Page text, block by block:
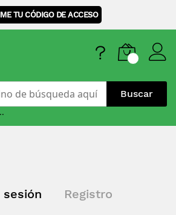
TU CÓDIGO DE ACCESO
Buscar
sesión Registro